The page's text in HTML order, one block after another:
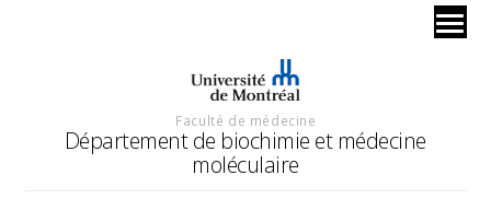
Faculté de médecine
Département de biochimie et médecine
moléculaire